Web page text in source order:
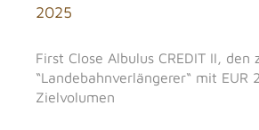
2025
First Close Albulus CREDIT II, den
“Landebahnverlängerer“ mit EUR
Zielvolumen